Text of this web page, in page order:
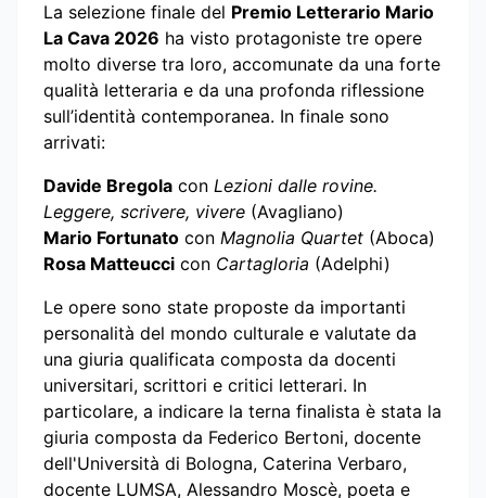
La selezione finale del Premio Letterario Mario
La Cava 2026 ha visto protagoniste tre opere
molto diverse tra loro, accomunate da una forte
qualità letteraria e da una profonda riflessione
sull’identità contemporanea. In finale sono
arrivati:
Davide Bregola con Lezioni dalle rovine.
Leggere, scrivere, vivere (Avagliano)
Mario Fortunato con Magnolia Quartet (Aboca)
Rosa Matteucci con Cartagloria (Adelphi)
Le opere sono state proposte da importanti
personalità del mondo culturale e valutate da
una giuria qualificata composta da docenti
universitari, scrittori e critici letterari. In
particolare, a indicare la terna finalista è stata la
giuria composta da Federico Bertoni, docente
dell'Università di Bologna, Caterina Verbaro,
docente LUMSA, Alessandro Moscè, poeta e